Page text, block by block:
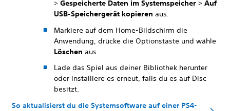
> Gespeicherte Daten im Systemspeicher > Auf
USB-Speichergerät kopieren aus.
Markiere auf dem Home-Bildschirm die
Anwendung, drücke die Optionstaste und wähle
Löschen aus.
Lade das Spiel aus deiner Bibliothek herunter
oder installiere es erneut, falls du es auf Disc
besitzt.
So aktualisierst du die Systemsoftware auf einer PS4-